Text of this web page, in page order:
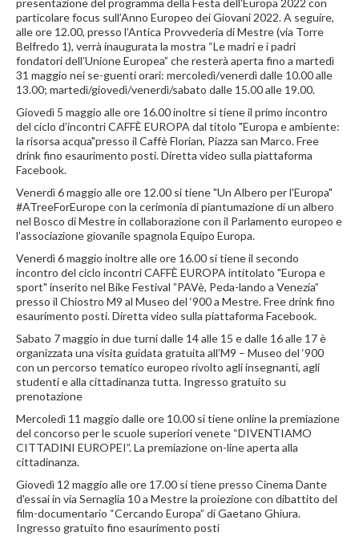
presentazione del programma della Festa dell'Europa 2022 con
particolare focus sull’Anno Europeo dei Giovani 2022. A seguire,
alle ore 12.00, presso l’Antica Provvederia di Mestre (via Torre
Belfredo 1), verrà inaugurata la mostra “Le madri e i padri
fondatori dell’Unione Europea” che resterà aperta fino a martedì
31 maggio nei se-guenti orari: mercoledì/venerdì dalle 10.00 alle
13.00; martedì/giovedì/venerdì/sabato dalle 15.00 alle 19.00.
Giovedì 5 maggio alle ore 16.00 inoltre si tiene il primo incontro
del ciclo d’incontri CAFFÈ EUROPA dal titolo "Europa e ambiente:
la risorsa acqua"presso il Caffè Florian, Piazza san Marco. Free
drink fino esaurimento posti. Diretta video sulla piattaforma
Facebook.
Venerdì 6 maggio alle ore 12.00 si tiene "Un Albero per l'Europa"
#ATreeForEurope con la cerimonia di piantumazione di un albero
nel Bosco di Mestre in collaborazione con il Parlamento europeo e
l’associazione giovanile spagnola Equipo Europa.
Venerdì 6 maggio inoltre alle ore 16.00 si tiene il secondo
incontro del ciclo incontri CAFFÈ EUROPA intitolato "Europa e
sport" inserito nel Bike Festival ”PAVè, Peda-lando a Venezia”
presso il Chiostro M9 al Museo del ‘900 a Mestre. Free drink fino
esaurimento posti. Diretta video sulla piattaforma Facebook.
Sabato 7 maggio in due turni dalle 14 alle 15 e dalle 16 alle 17 è
organizzata una visita guidata gratuita all’M9 – Museo del ‘900
con un percorso tematico europeo rivolto agli insegnanti, agli
studenti e alla cittadinanza tutta. Ingresso gratuito su
prenotazione
Mercoledì 11 maggio dalle ore 10.00 si tiene online la premiazione
del concorso per le scuole superiori venete “DIVENTIAMO
CITTADINI EUROPEI”. La premiazione on-line aperta alla
cittadinanza.
Giovedì 12 maggio alle ore 17.00 si tiene presso Cinema Dante
d'essai in via Sernaglia 10 a Mestre la proiezione con dibattito del
film-documentario “Cercando Europa” di Gaetano Ghiura.
Ingresso gratuito fino esaurimento posti